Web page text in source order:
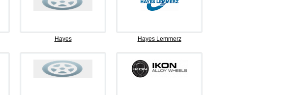
Hayes Hayes Lemmerz